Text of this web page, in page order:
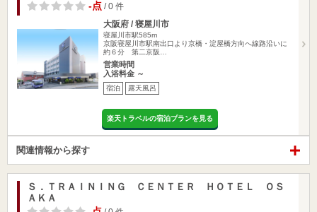
-点 / 0 件
大阪府 / 寝屋川市
寝屋川市駅585m
京阪寝屋川市駅南出口より京橋・淀屋橋方向へ線路沿いに
約６分 第二京阪…
営業時間
入浴料金 ～
宿泊 露天風呂
楽天トラベルの宿泊プランを見る
関連情報から探す
Ｓ．ＴＲＡＩＮＩＮＧ ＣＥＮＴＥＲ ＨＯＴＥＬ ＯＳ
ＡＫＡ